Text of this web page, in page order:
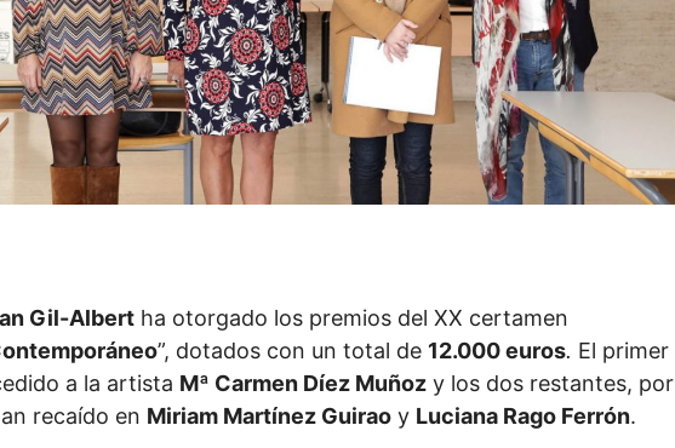
Gil-Albert ha otorgado los premios del XX certamen
”, dotados con un total de 12.000 euros. El primer
a la artista Mª Carmen Díez Muñoz y los dos restantes, por
recaído en Miriam Martínez Guirao y Luciana Rago Ferrón.